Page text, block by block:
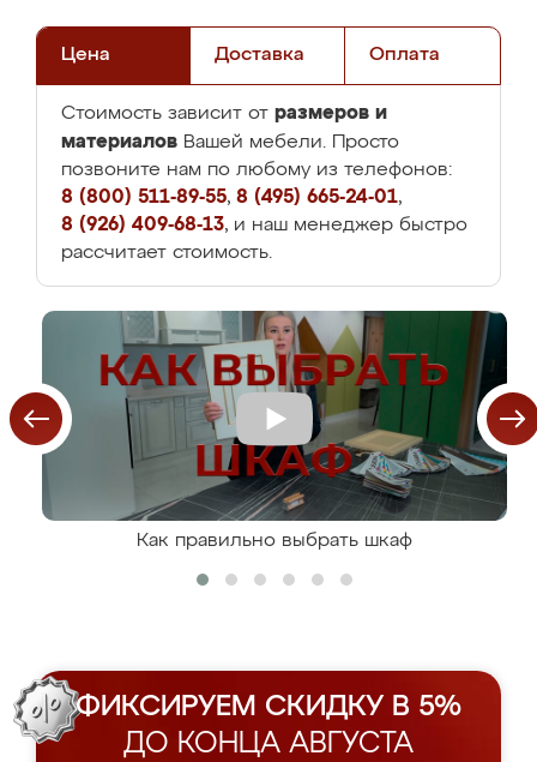
Цена Доставка Оплата
Стоимость зависит от размеров и
материалов Вашей мебели. Просто
позвоните нам по любому из телефонов:
8 (800) 511-89-55, 8 (495) 665-24-01,
8 (926) 409-68-13, и наш менеджер быстро
рассчитает стоимость.
Как правильно выбрать шкаф
ФИКСИРУЕМ СКИДКУ В 5%
ДО КОНЦА АВГУСТА